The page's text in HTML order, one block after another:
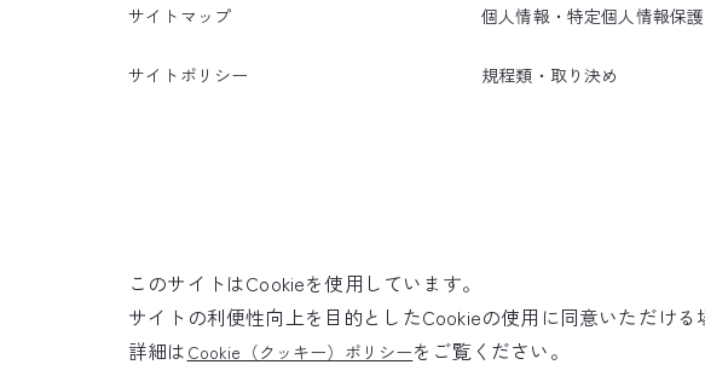
サイトマップ
サイトポリシー
個人情報・特定個人情報保護
規程類・取り決め
このサイトはCookieを使用しています。
サイトの利便性向上を目的としたCookieの使用に同意いただけ
詳細は Cookie（クッキー）ポリシーをご覧ください。